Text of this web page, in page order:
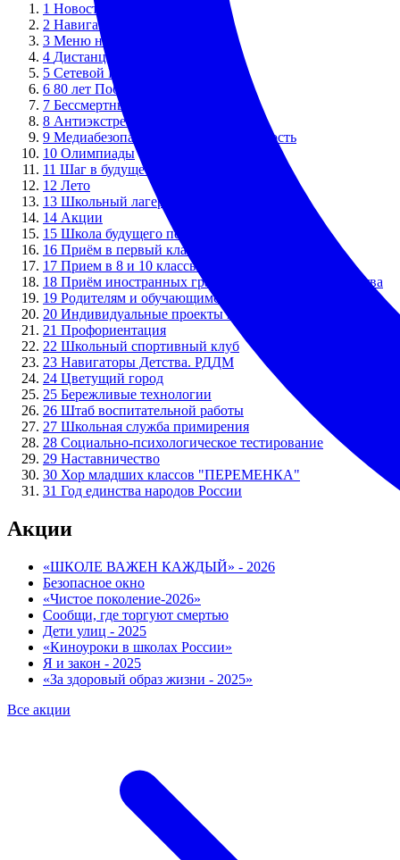
1 Новости
2 Навигация по сайту
3 Меню на каждый день
4 Дистанционное обучение
5 Сетевой Город. Образование
6 80 лет Победы!
7 Бессмертный полк
8 Антиэкстремизм
9 Медиабезопасность Кибербезопасность
10 Олимпиады
11 Шаг в будущее в лицее
12 Лето
13 Школьный лагерь
14 Акции
15 Школа будущего первоклассника
16 Приём в первый класс
17 Прием в 8 и 10 классы
18 Приём иностранных граждан и лиц без гражданства
19 Родителям и обучающимся
20 Индивидуальные проекты в 7-х классах
21 Профориентация
22 Школьный спортивный клуб
23 Навигаторы Детства. РДДМ
24 Цветущий город
25 Бережливые технологии
26 Штаб воспитательной работы
27 Школьная служба примирения
28 Социально-психологическое тестирование
29 Наставничество
30 Хор младших классов "ПЕРЕМЕНКА"
31 Год единства народов России
Акции
«ШКОЛЕ ВАЖЕН КАЖДЫЙ» - 2026
Безопасное окно
«Чистое поколение-2026»
Сообщи, где торгуют смертью
Дети улиц - 2025
«Киноуроки в школах России»
Я и закон - 2025
«За здоровый образ жизни - 2025»
Все акции